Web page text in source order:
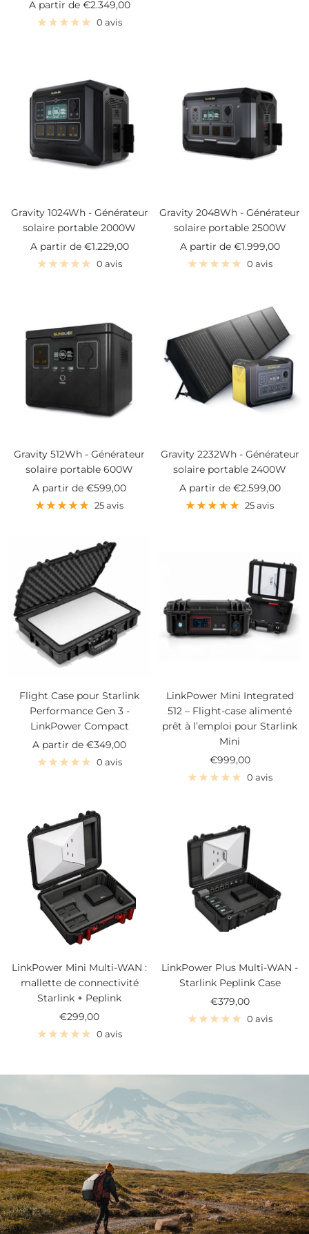
Prix
de
A partir de €2.349,00
0 avis
Gravity 1024Wh - Générateur
solaire portable 2000W
Prix
de
A partir de €1.229,00
0 avis
Gravity 2048Wh - Générateur
solaire portable 2500W
Prix
de
A partir de €1.999,00
0 avis
Gravity 512Wh - Générateur
solaire portable 600W
Prix
de
A partir de €599,00
25 avis
Gravity 2232Wh - Générateur
solaire portable 2400W
Prix
de
A partir de €2.599,00
25 avis
Flight Case pour Starlink
Performance Gen 3 -
LinkPower Compact
Prix
de
A partir de €349,00
0 avis
LinkPower Mini Integrated
512 – Flight-case alimenté
prêt à l’emploi pour Starlink
Mini
Prix
de
€999,00
0 avis
LinkPower Mini Multi-WAN :
mallette de connectivité
Starlink + Peplink
Prix
de
€299,00
0 avis
LinkPower Plus Multi-WAN -
Starlink Peplink Case
Prix
de
€379,00
0 avis